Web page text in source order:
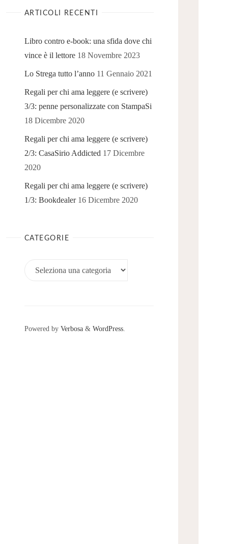
ARTICOLI RECENTI
Libro contro e-book: una sfida dove chi
vince è il lettore 18 Novembre 2023
Lo Strega tutto l’anno 11 Gennaio 2021
Regali per chi ama leggere (e scrivere)
3/3: penne personalizzate con StampaSi
18 Dicembre 2020
Regali per chi ama leggere (e scrivere)
2/3: CasaSirio Addicted 17 Dicembre
2020
Regali per chi ama leggere (e scrivere)
1/3: Bookdealer 16 Dicembre 2020
CATEGORIE
Categorie
Powered by Verbosa & WordPress